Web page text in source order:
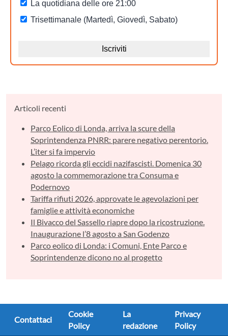
Articoli recenti
Parco Eolico di Londa, arriva la scure della
Soprintendenza PNRR: parere negativo perentorio.
L’iter si fa impervio
Pelago ricorda gli eccidi nazifascisti. Domenica 30
agosto la commemorazione tra Consuma e
Podernovo
Tariffa rifiuti 2026, approvate le agevolazioni per
famiglie e attività economiche
Il Bivacco del Sassello riapre dopo la ricostruzione.
Inaugurazione l’8 agosto a San Godenzo
Parco eolico di Londa: i Comuni, Ente Parco e
Soprintendenze dicono no al progetto
Contattaci
Cookie
Policy
La
redazione
Privacy
Policy